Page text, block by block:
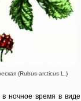
(Rubus arcticus L.)
ночное время в виде